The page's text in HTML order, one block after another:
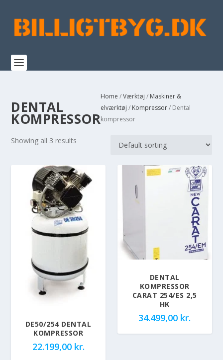
DENTAL
KOMPRESSOR
Home /Værktøj / Maskiner &
elværktøj / Kompressor/ Dental
kompressor
Showing all 3 results
DE50/254 DENTAL
KOMPRESSOR
22.199,00 kr.
DENTAL
KOMPRESSOR
CARAT 254/ES 2,5
HK
34.499,00 kr.